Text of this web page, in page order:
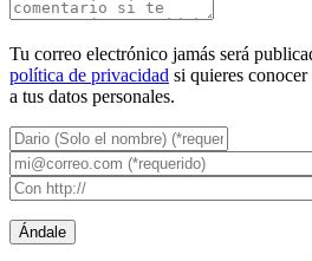
Tu correo electrónico jamás será
política de privacidad si quieres
a tus datos personales.